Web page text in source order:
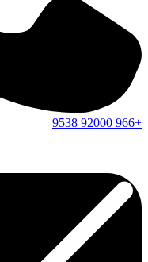
+966
92000
9538